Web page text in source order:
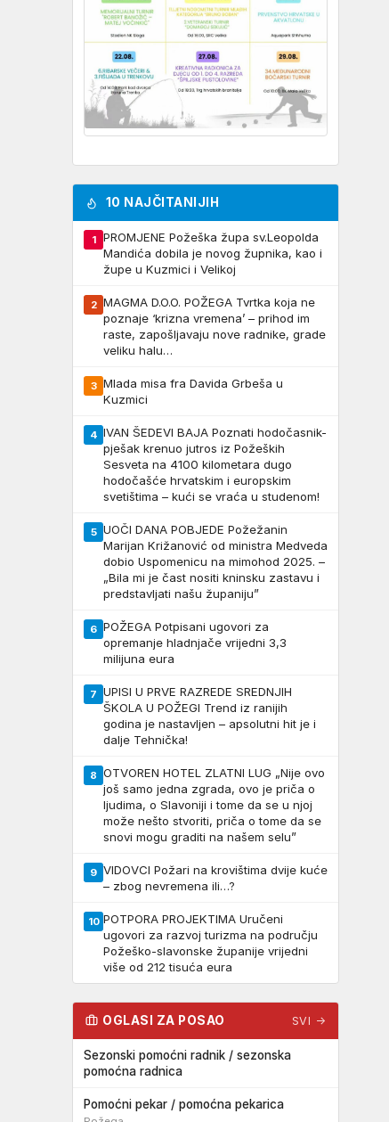
10 NAJČITANIJIH
1
PROMJENE Požeška župa sv.Leopolda
Mandića dobila je novog župnika, kao i
župe u Kuzmici i Velikoj
2 MAGMA D.O.O. POŽEGA Tvrtka koja ne
poznaje ‘krizna vremena’ – prihod im
raste, zapošljavaju nove radnike, grade
veliku halu…
3 Mlada misa fra Davida Grbeša u
Kuzmici
4 IVAN ŠEDEVI BAJA Poznati hodočasnik-
pješak krenuo jutros iz Požeških
Sesveta na 4100 kilometara dugo
hodočašće hrvatskim i europskim
svetištima – kući se vraća u studenom!
5 UOČI DANA POBJEDE Požežanin
Marijan Križanović od ministra Medveda
dobio Uspomenicu na mimohod 2025. –
„Bila mi je čast nositi kninsku zastavu i
predstavljati našu županiju”
6 POŽEGA Potpisani ugovori za
opremanje hladnjače vrijedni 3,3
milijuna eura
7 UPISI U PRVE RAZREDE SREDNJIH
ŠKOLA U POŽEGI Trend iz ranijih
godina je nastavljen – apsolutni hit je i
dalje Tehnička!
8 OTVOREN HOTEL ZLATNI LUG „Nije ovo
još samo jedna zgrada, ovo je priča o
ljudima, o Slavoniji i tome da se u njoj
može nešto stvoriti, priča o tome da se
snovi mogu graditi na našem selu”
9 VIDOVCI Požari na krovištima dvije kuće
– zbog nevremena ili…?
10 POTPORA PROJEKTIMA Uručeni
ugovori za razvoj turizma na području
Požeško-slavonske županije vrijedni
više od 212 tisuća eura
OGLASI ZA POSAO SVI →
Sezonski pomoćni radnik / sezonska
pomoćna radnica
Pomoćni pekar / pomoćna pekarica